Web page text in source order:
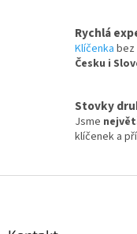
Rychlá
Klíčenka bez
Česku i
Stovky
Jsme
klíčenek a